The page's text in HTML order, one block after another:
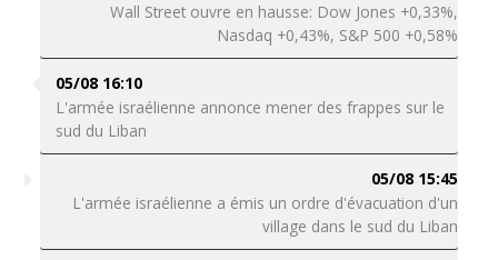
Wall Street ouvre en hausse: Dow Jones +0,33%,
Nasdaq +0,43%, S&P 500 +0,58%
05/08 16:10
L'armée israélienne annonce mener des frappes sur le
sud du Liban
05/08 15:45
L'armée israélienne a émis un ordre d'évacuation d'un
village dans le sud du Liban